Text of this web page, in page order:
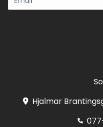
Hjalmar